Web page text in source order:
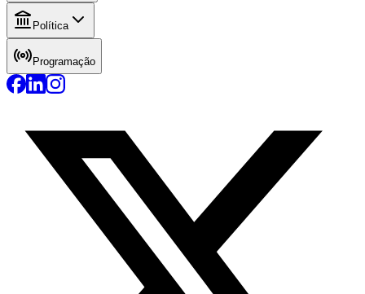
Política
Programação